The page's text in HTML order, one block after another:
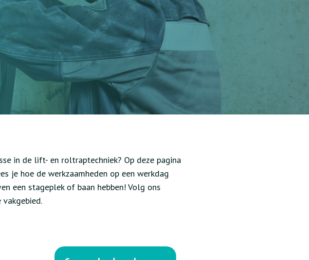
in de lift- en roltraptechniek? Op deze pagina
je hoe de werkzaamheden op een werkdag
een stageplek of baan hebben! Volg ons